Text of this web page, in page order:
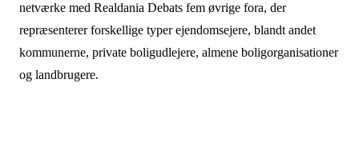
netværke med Realdania Debats fem øvrige fora, der
repræsenterer forskellige typer ejendomsejere, blandt andet
kommunerne, private boligudlejere, almene boligorganisationer
og landbrugere.